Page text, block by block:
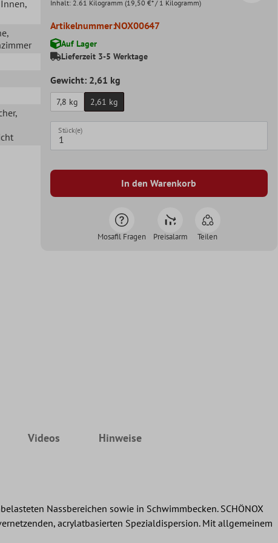
,
,
,
Inhalt: 2.61 Kilogramm (19,50 €* / 1 Kilogramm)
Artikelnummer:NOX00647
Auf Lager
Lieferzeit 3-5 Werktage
Gewicht: 2,61 kg
7,8 kg 2,61 kg
Stück(e)
In den Warenkorb
Mosafil Fragen Preisalarm Teilen
Videos Hinweise
Nassbereichen sowie in Schwimmbecken. SCHÖNOX
acrylatbasierten Spezialdispersion. Mit allgemeinem